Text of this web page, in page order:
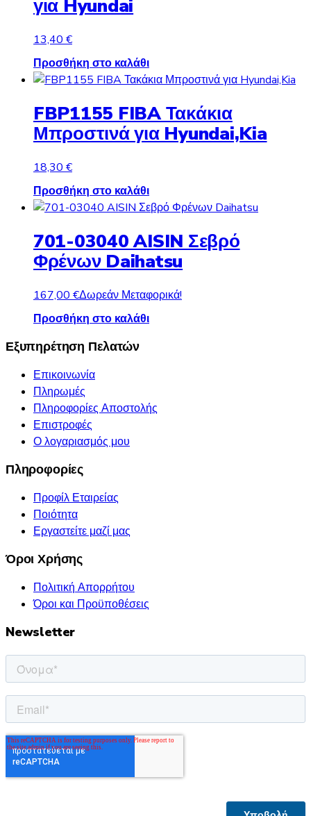
για Hyundai
13,40 €
Προσθήκη στο καλάθι
FBP1155 FIBA Τακάκια
Μπροστινά για Hyundai,Kia
18,30 €
Προσθήκη στο καλάθι
701-03040 AISIN Σεβρό
Φρένων Daihatsu
167,00€Δωρεάν Μεταφορικά!
Προσθήκη στο καλάθι
Εξυπηρέτηση Πελατών
Επικοινωνία
Πληρωμές
Πληροφορίες Αποστολής
Επιστροφές
Ο λογαριασμός μου
Πληροφορίες
Προφίλ Εταιρείας
Ποιότητα
Εργαστείτε μαζί μας
Όροι Χρήσης
Πολιτική Απορρήτου
Όροι και Προϋποθέσεις
Newsletter